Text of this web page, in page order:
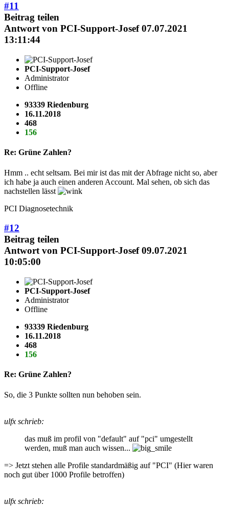
#11
Beitrag teilen
Antwort von PCI-Support-Josef 07.07.2021
13:11:44
PCI-Support-Josef
Administrator
Offline
93339 Riedenburg
16.11.2018
468
156
Re: Grüne Zahlen?
Hmm .. echt seltsam. Bei mir ist das mit der Abfrage nicht so, aber
ich habe ja auch einen anderen Account. Mal sehen, ob sich das
nachstellen lässt
PCI Diagnosetechnik
#12
Beitrag teilen
Antwort von PCI-Support-Josef 09.07.2021
10:05:00
PCI-Support-Josef
Administrator
Offline
93339 Riedenburg
16.11.2018
468
156
Re: Grüne Zahlen?
So, die 3 Punkte sollten nun behoben sein.
ulfx schrieb:
das muß im profil von "default" auf "pci" umgestellt
werden, muß man auch wissen...
=> Jetzt stehen alle Profile standardmäßig auf "PCI" (Hier waren
noch gut über 1000 Profile betroffen)
ulfx schrieb: